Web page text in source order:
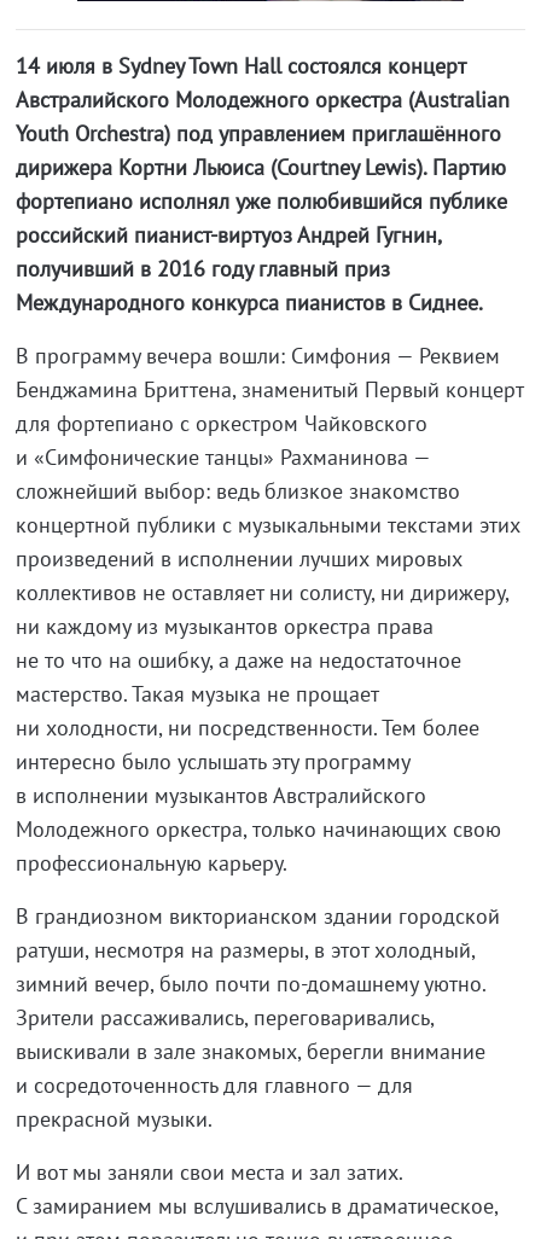
14 июля в Sydney Town Hall состоялся концерт
Австралийского Молодежного оркестра (Australian
Youth Orchestra) под управлением приглашённого
дирижера Кортни Льюиса (Courtney Lewis). Партию
фортепиано исполнял уже полюбившийся публике
российский пианист-виртуоз Андрей Гугнин,
получивший в 2016 году главный приз
Международного конкурса пианистов в Сиднее.
В программу вечера вошли: Симфония — Реквием
Бенджамина Бриттена, знаменитый Первый концерт
для фортепиано с оркестром Чайковского
и «Симфонические танцы» Рахманинова —
сложнейший выбор: ведь близкое знакомство
концертной публики с музыкальными текстами этих
произведений в исполнении лучших мировых
коллективов не оставляет ни солисту, ни дирижеру,
ни каждому из музыкантов оркестра права
не то что на ошибку, а даже на недостаточное
мастерство. Такая музыка не прощает
ни холодности, ни посредственности. Тем более
интересно было услышать эту программу
в исполнении музыкантов Австралийского
Молодежного оркестра, только начинающих свою
профессиональную карьеру.
В грандиозном викторианском здании городской
ратуши, несмотря на размеры, в этот холодный,
зимний вечер, было почти по-домашнему уютно.
Зрители рассаживались, переговаривались,
выискивали в зале знакомых, берегли внимание
и сосредоточенность для главного — для
прекрасной музыки.
И вот мы заняли свои места и зал затих.
С замиранием мы вслушивались в драматическое,